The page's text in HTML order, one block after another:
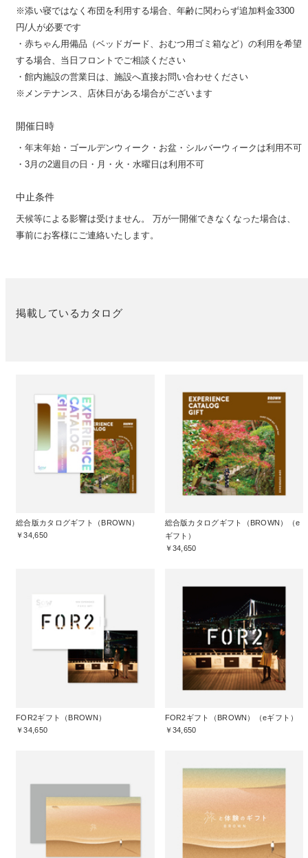
※添い寝ではなく布団を利用する場合、年齢に関わらず追加料金3300
円/人が必要です
・赤ちゃん用備品（ベッドガード、おむつ用ゴミ箱など）の利用を希望
する場合、当日フロントでご相談ください
・館内施設の営業日は、施設へ直接お問い合わせください
※メンテナンス、店休日がある場合がございます
開催日時
・年末年始・ゴールデンウィーク・お盆・シルバーウィークは利用不可
・3月の2週目の日・月・火・水曜日は利用不可
中止条件
天候等による影響は受けません。 万が一開催できなくなった場合は、
事前にお客様にご連絡いたします。
掲載しているカタログ
総合版カタログギフト（BROWN）
￥34,650
総合版カタログギフト（BROWN）（e
ギフト）
￥34,650
FOR2ギフト（BROWN）
￥34,650
FOR2ギフト（BROWN）（eギフト）
￥34,650